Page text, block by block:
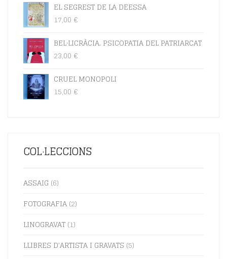
EL SEGREST DE LA DEESSA
17,00 €
BEL·LICRÀCIA. PSICOPATIA DEL PATRIARCAT
23,00 €
CRUEL MONOPOLI
15,00 €
COL·LECCIONS
ASSAIG (6)
FOTOGRAFIA (2)
LINOGRAVAT (1)
LLIBRES D'ARTISTA I GRAVATS (5)